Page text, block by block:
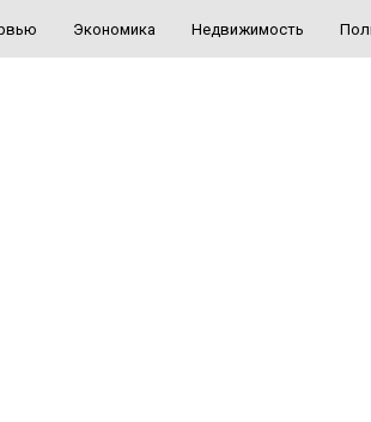
Экономика Недвижимость